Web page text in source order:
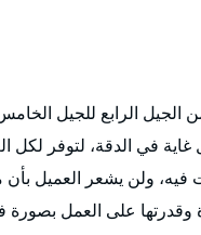
الجيل الرابع للجيل
في الدقة، لتوفر لكل
ولن يشعر العميل بأن
على العمل بصورة